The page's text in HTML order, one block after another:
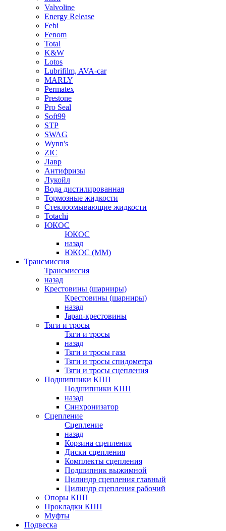
Valvoline
Energy Release
Febi
Fenom
Total
K&W
Lotos
Lubrifilm, AVA-car
MARLY
Permatex
Prestone
Pro Seal
Soft99
STP
SWAG
Wynn's
ZIC
Лавр
Антифризы
Лукойл
Вода дистилированная
Тормозные жидкости
Стеклоомывающие жидкости
Totachi
ЮКОС
ЮКОС
назад
ЮКОС (ММ)
Трансмиссия
Трансмиссия
назад
Крестовины (шарниры)
Крестовины (шарниры)
назад
Japan-крестовины
Тяги и тросы
Тяги и тросы
назад
Тяги и тросы газа
Тяги и тросы спидометра
Тяги и тросы сцепления
Подшипники КПП
Подшипники КПП
назад
Синхронизатор
Сцепление
Сцепление
назад
Корзина сцепления
Диски сцепления
Комплекты сцепления
Подшипник выжимной
Цилиндр сцепления главный
Цилиндр сцепления рабочий
Опоры КПП
Прокладки КПП
Муфты
Подвеска